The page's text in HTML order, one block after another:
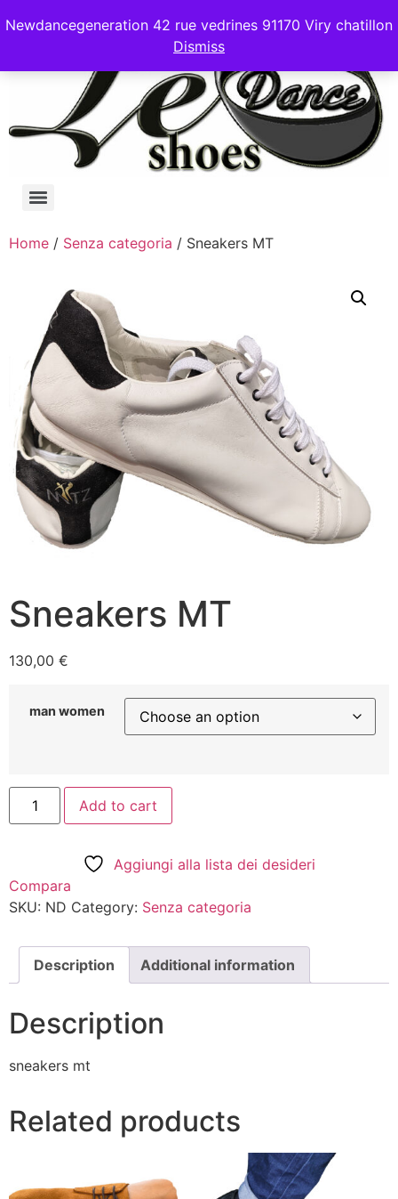
Newdancegeneration 42 rue vedrines 91170 Viry chatillon
Dismiss
Home / Senza categoria / Sneakers MT
Sneakers MT
130,00 €
man women
Add to cart
Aggiungi alla lista dei desideri
Compara
SKU: ND Category: Senza categoria
Description Additional information
Description
sneakers mt
Related products